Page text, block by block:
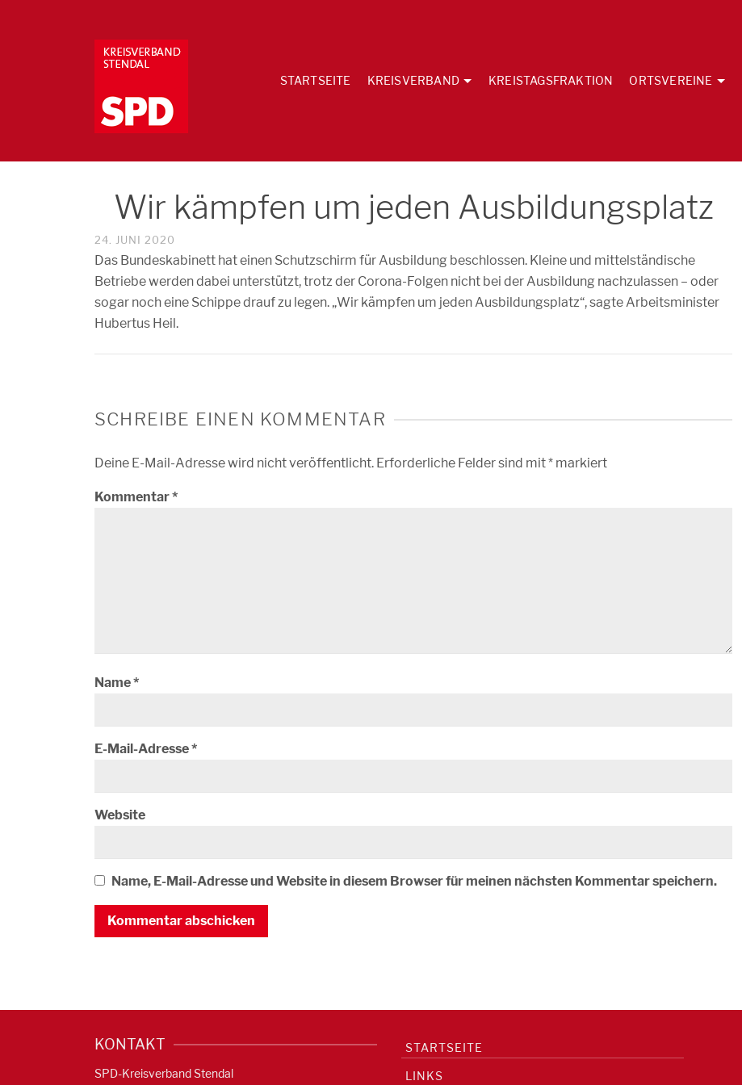
STARTSEITE KREISVERBAND KREISTAGSFRAKTION ORTSVEREINE
Wir kämpfen um jeden Ausbildungsplatz
24. JUNI 2020
Das Bundeskabinett hat einen Schutzschirm für Ausbildung beschlossen. Kleine und mittelständische
Betriebe werden dabei unterstützt, trotz der Corona-Folgen nicht bei der Ausbildung nachzulassen – oder
sogar noch eine Schippe drauf zu legen. „Wir kämpfen um jeden Ausbildungsplatz“, sagte Arbeitsminister
Hubertus Heil.
SCHREIBE EINEN KOMMENTAR
Deine E-Mail-Adresse wird nicht veröffentlicht. Erforderliche Felder sind mit* markiert
Kommentar*
Name*
E-Mail-Adresse*
Website
Name, E-Mail-Adresse und Website in diesem Browser für meinen nächsten Kommentar speichern.
KONTAKT
SPD-Kreisverband Stendal
STARTSEITE
LINKS